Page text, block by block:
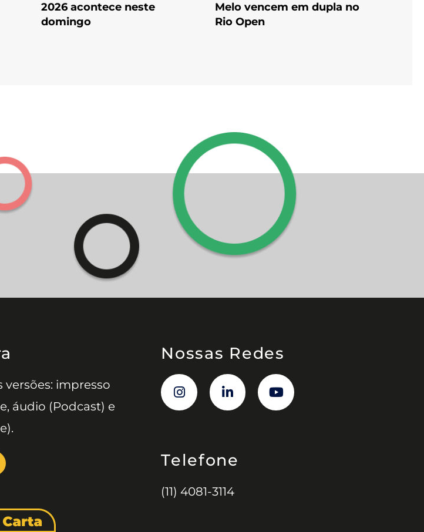
2026 acontece neste
domingo
Melo vencem em dupla no
Rio Open
versões: impresso
áudio (Podcast) e
Nossas Redes
Telefone
(11) 4081-3114